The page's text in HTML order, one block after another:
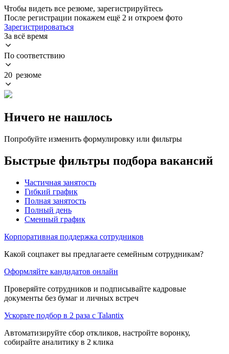
Чтобы видеть все резюме, зарегистрируйтесь
После регистрации покажем ещё 2 и откроем фото
Зарегистрироваться
За всё время
По соответствию
20 резюме
Ничего не нашлось
Попробуйте изменить формулировку или фильтры
Быстрые фильтры подбора вакансий
Частичная занятость
Гибкий график
Полная занятость
Полный день
Сменный график
Корпоративная поддержка сотрудников
Какой соцпакет вы предлагаете семейным сотрудникам?
Оформляйте кандидатов онлайн
Проверяйте сотрудников и подписывайте кадровые
документы без бумаг и личных встреч
Ускорьте подбор в 2 раза с Talantix
Автоматизируйте сбор откликов, настройте воронку,
собирайте аналитику в 2 клика